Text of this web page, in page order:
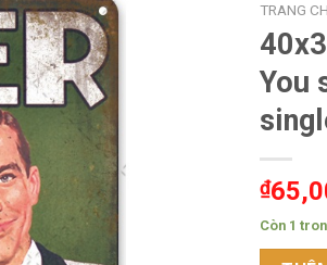
TRANG
You
₫
Còn 1